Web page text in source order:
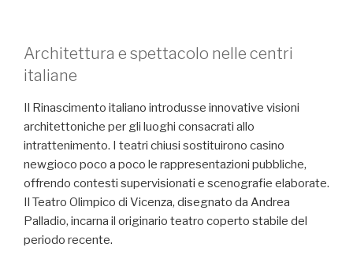
Architettura e spettacolo nelle centri
italiane
Il Rinascimento italiano introdusse innovative visioni
architettoniche per gli luoghi consacrati allo
intrattenimento. I teatri chiusi sostituirono casino
newgioco poco a poco le rappresentazioni pubbliche,
offrendo contesti supervisionati e scenografie elaborate.
Il Teatro Olimpico di Vicenza, disegnato da Andrea
Palladio, incarna il originario teatro coperto stabile del
periodo recente.